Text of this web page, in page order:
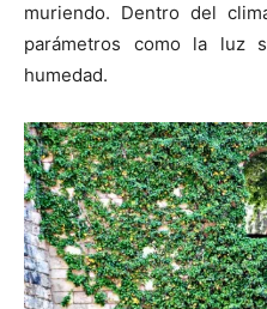
muriendo. Dentro del
parámetros como la luz
humedad.